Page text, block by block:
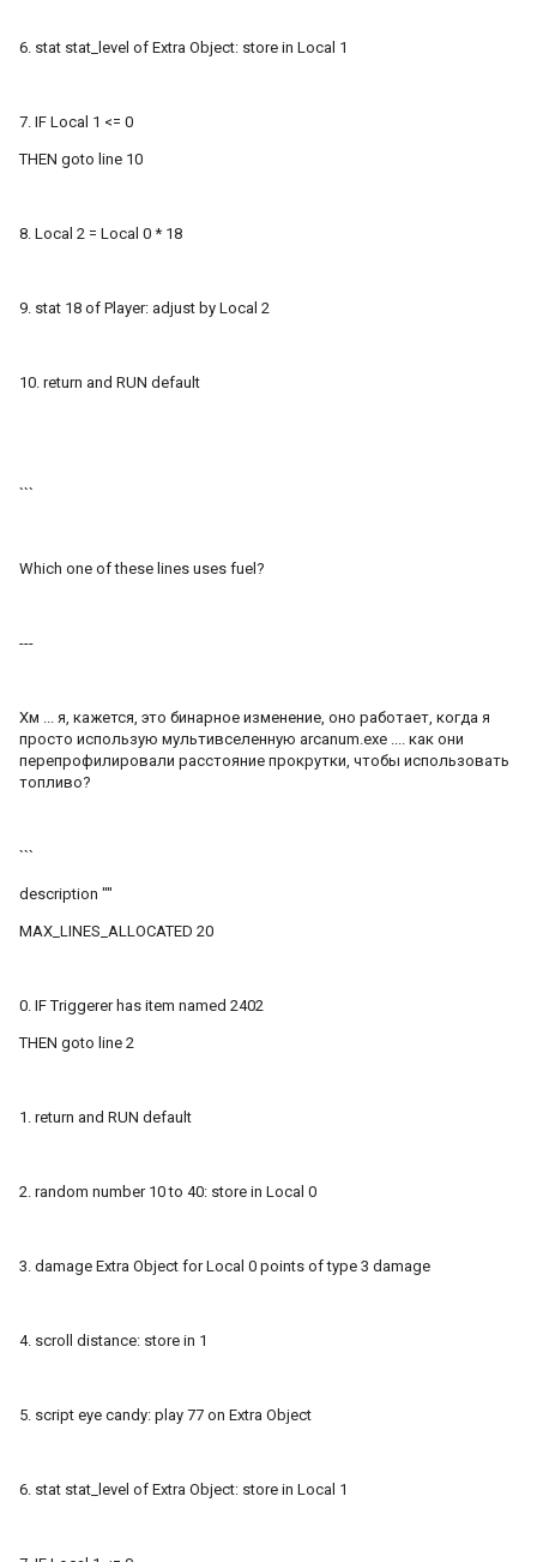
6. stat stat_level of Extra Object: store in Local 1
7. IF Local 1 <= 0
THEN goto line 10
8. Local 2 = Local 0 * 18
9. stat 18 of Player: adjust by Local 2
10. return and RUN default
```
Which one of these lines uses fuel?
---
Хм ... я, кажется, это бинарное изменение, оно работает, когда я
просто использую мультивселенную arcanum.exe .... как они
перепрофилировали расстояние прокрутки, чтобы использовать
топливо?
```
description ""
MAX_LINES_ALLOCATED 20
0. IF Triggerer has item named 2402
THEN goto line 2
1. return and RUN default
2. random number 10 to 40: store in Local 0
3. damage Extra Object for Local 0 points of type 3 damage
4. scroll distance: store in 1
5. script eye candy: play 77 on Extra Object
6. stat stat_level of Extra Object: store in Local 1